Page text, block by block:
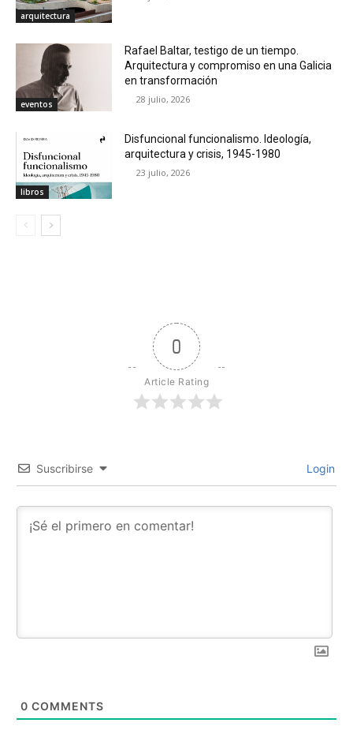
arquitectura
eventos
Rafael Baltar, testigo de un tiempo.
Arquitectura y compromiso en una Galicia
en transformación
28 julio, 2026
libros
Disfuncional funcionalismo. Ideología,
arquitectura y crisis, 1945-1980
23 julio, 2026
0
Article Rating
Suscribirse Login
0 COMMENTS